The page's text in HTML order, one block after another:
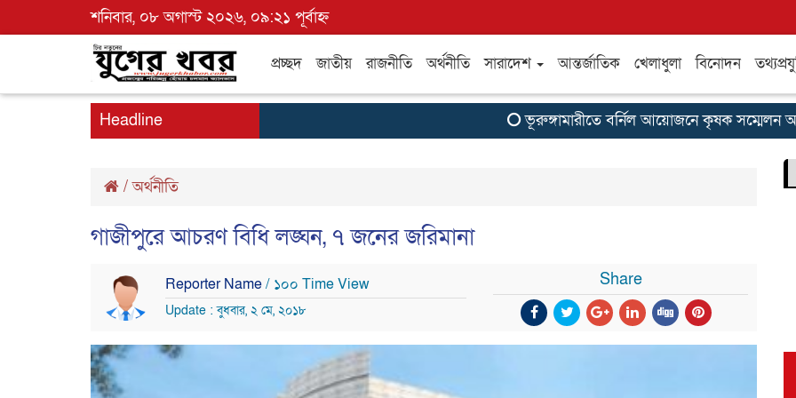
শনিবার, ০৮ অগাস্ট ২০২৬, ০৯:২১ পূর্বাহ্ন
প্রচ্ছদ জাতীয় রাজনীতি অর্থনীতি সারাদেশ আন্তর্জাতিক খেলাধুলা বিনোদন
Headline ভূরুঙ্গামারীতে বর্নিল আয়োজনে কৃষক সম্মেলন অনুষ্ঠিত
/অর্থনীতি
গাজীপুরে আচরণ বিধি লঙ্ঘন, ৭ জনের জরিমানা
Reporter Name/ ১০০ Time View
Update : বুধবার, ২ মে, ২০১৮
Share